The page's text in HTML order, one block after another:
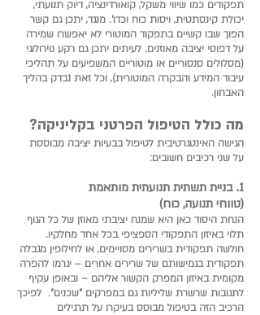
תפקודים כמו שיווי משקל, קואורדינציה, דיוק תנועתי,
יכולת קינסתטית, ויסות כוח וכדו'. מנגד, יתכן גם קשר
הפוך שבו קשיים בתפקוד המוטורי לא יאפשרו שמירה
על דפוסי יציבה מאוזנים. לעיתים יתכן גם רקע נוירולוגי
(מסלולים סנסוריים או מוטוריים המשפיעים על תהליכי
עיבוד המידע והבקרה המוטורית), וכל זאת נבדק בהליך
האבחון.
מה כולל הטיפול הפרטני בקליניקה?
הגישה האינטגרטיבית לטיפול בבעיות יציבה מבוססת
על שני רכיבים חשובים:
1. בניית תשתית תנועתית מותאמת
(טווחי תנועה, כוח)
הנחת היסוד כאן היא שמנח יציבתי מאוזן של כל הגוף
תלוי באיזון התפקודי הספציפי בכל אחד מחלקיו.
חולשה תפקודית בשרירים מסויימים, או לחילופין מגבלה
תפקודית בגמישותם של שרירים אחרים – יגרמו להפרה
מקומית באיזון המפרק הקשור אליהם – ובאופן עקיף
לתגובות שרשרת שליליות גם במפרקים "שכנים". לפיכך
הרכיב הזה בטיפול מבוסס בעיקרו על תרגילים